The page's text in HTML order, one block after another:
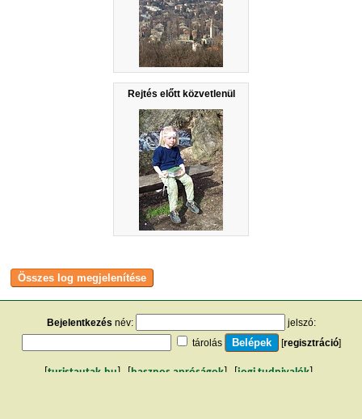
Rejtés előtt közvetlenül
Bejelentkezés név:
jelszó:
tárolás
[regisztráció]
[turistautak.hu ] [hasznos apróságok] [ jogi tudnivalók]